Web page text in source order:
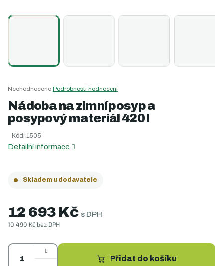
Průměrné
produktu
je
0,0
5
Neohodnoceno Podrobnosti hodnocení
Nádoba na zimní posyp a
posypový materiál 420 l
Kód: 1505
Detailní informace
12 693 Kč s DPH
10 490 Kč bez DPH
cena:
Skladem u dodavatele
Přidat do košíku